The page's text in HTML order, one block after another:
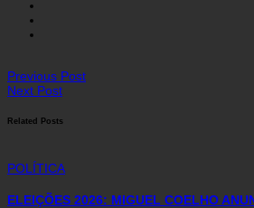
Previous Post
Next Post
Related Posts
POLÍTICA
ELEIÇÕES 2026: MIGUEL COELHO